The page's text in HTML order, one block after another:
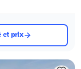
et prix